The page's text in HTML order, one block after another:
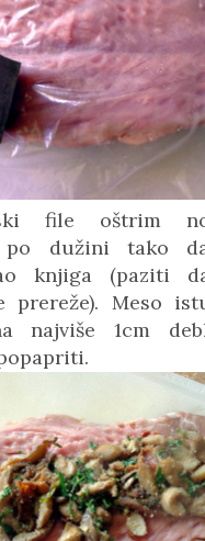
file oštrim
po dužini tako
knjiga (paziti
prereže). Meso
najviše 1cm